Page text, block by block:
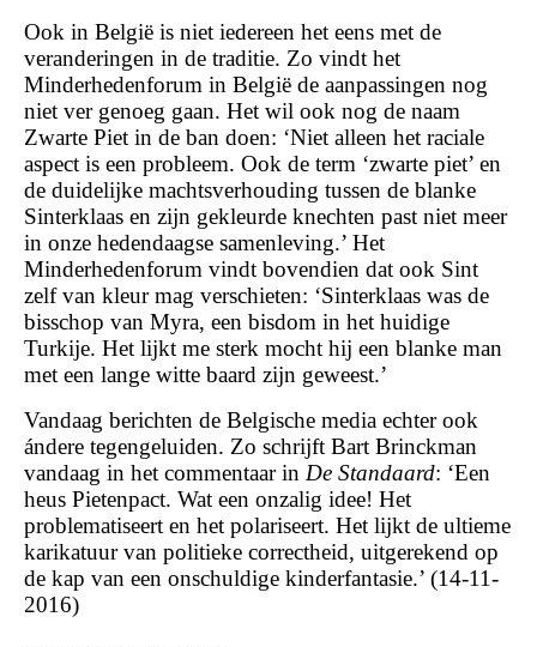
Ook in België is niet iedereen het eens met de
veranderingen in de traditie. Zo vindt het
Minderhedenforum in België de aanpassingen nog
niet ver genoeg gaan. Het wil ook nog de naam
Zwarte Piet in de ban doen: ‘Niet alleen het raciale
aspect is een probleem. Ook de term ‘zwarte piet’ en
de duidelijke machtsverhouding tussen de blanke
Sinterklaas en zijn gekleurde knechten past niet meer
in onze hedendaagse samenleving.’ Het
Minderhedenforum vindt bovendien dat ook Sint
zelf van kleur mag verschieten: ‘Sinterklaas was de
bisschop van Myra, een bisdom in het huidige
Turkije. Het lijkt me sterk mocht hij een blanke man
met een lange witte baard zijn geweest.’
Vandaag berichten de Belgische media echter ook
ándere tegengeluiden. Zo schrijft Bart Brinckman
vandaag in het commentaar in De Standaard: ‘Een
heus Pietenpact. Wat een onzalig idee! Het
problematiseert en het polariseert. Het lijkt de ultieme
karikatuur van politieke correctheid, uitgerekend op
de kap van een onschuldige kinderfantasie.’ (14-11-
2016)